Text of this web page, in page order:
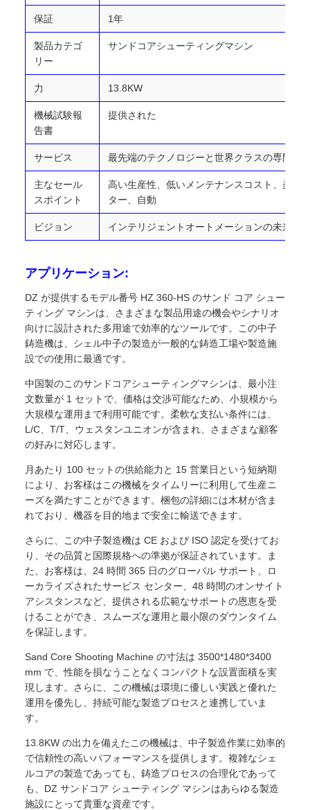
保証 1年
製品カテゴ
リー
サンドコアシューティングマシン
力 13.8KW
機械試験報
告書
提供された
サービス 最先端のテクノロジーと世界クラスの専門知
主なセール
スポイント
高い生産性、低いメンテナンスコスト、柔軟
ター、自動
ビジョン インテリジェントオートメーションの未来を
アプリケーション:
DZ が提供するモデル番号 HZ 360-HS のサンド コア シュー
ティング マシンは、さまざまな製品用途の機会やシナリオ
向けに設計された多用途で効率的なツールです。この中子
鋳造機は、シェル中​​子の製造が一般的な鋳造工場や製造施
設での使用に最適です。
中国製のこのサンドコアシューティングマシンは、最小注
文数量が 1 セットで、価格は交渉可能なため、小規模から
大規模な運用まで利用可能です。柔軟な支払い条件には、
L/C、T/T、ウェスタンユニオンが含まれ、さまざまな顧客
の好みに対応します。
月あたり 100 セットの供給能力と 15 営業日という短納期
により、お客様はこの機械をタイムリーに利用して生産ニ
ーズを満たすことができます。梱包の詳細には木材が含ま
れており、機器を目的地まで安全に輸送できます。
さらに、この中子製造機は CE および ISO 認定を受けてお
り、その品質と国際規格への準拠が保証されています。ま
た、お客様は、24 時間 365 日のグローバル サポート、ロ
ーカライズされたサービス センター、48 時間のオンサイト
アシスタンスなど、提供される広範なサポートの恩恵を受
けることができ、スムーズな運用と最小限のダウンタイム
を保証します。
Sand Core Shooting Machine の寸法は 3500*1480*3400
mm で、性能を損なうことなくコンパクトな設置面積を実
現します。さらに、この機械は環境に優しい実践と優れた
運用を優先し、持続可能な製造プロセスと連携していま
す。
13.8KW の出力を備えたこの機械は、中子製造作業に効率的
で信頼性の高いパフォーマンスを提供します。複雑なシェ
ルコアの製造であっても、鋳造プロセスの合理化であって
も、DZ サンドコア シューティング マシンはあらゆる製造
施設にとって貴重な資産です。